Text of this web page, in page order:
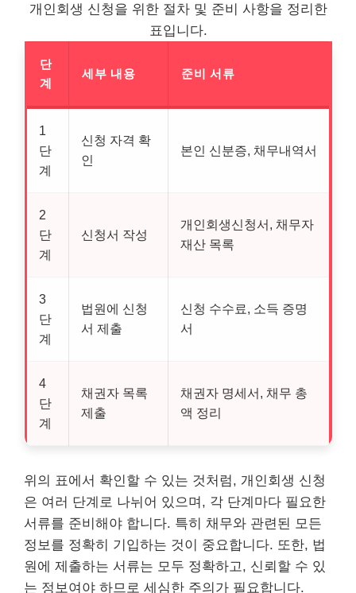
개인회생 신청을 위한 절차 및 준비 사항을 정리한
표입니다.
단
계
세부 내용 준비 서류
1
단
계
신청 자격 확
인
본인 신분증, 채무내역서
2
단
계
신청서 작성
개인회생신청서, 채무자
재산 목록
3
단
계
법원에 신청
서 제출
신청 수수료, 소득 증명
서
4
단
계
채권자 목록
제출
채권자 명세서, 채무 총
액 정리
위의 표에서 확인할 수 있는 것처럼, 개인회생 신청
은 여러 단계로 나뉘어 있으며, 각 단계마다 필요한
서류를 준비해야 합니다. 특히 채무와 관련된 모든
정보를 정확히 기입하는 것이 중요합니다. 또한, 법
원에 제출하는 서류는 모두 정확하고, 신뢰할 수 있
는 정보여야 하므로 세심한 주의가 필요합니다.